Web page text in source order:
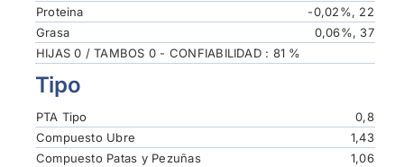
Proteina
-0,02%, 22
Grasa
0,06%, 37
HIJAS 0 / TAMBOS 0 - CONFIABILIDAD : 81 %
Tipo
PTA Tipo
0,8
Compuesto Ubre
1,43
Compuesto Patas y Pezuñas
1,06